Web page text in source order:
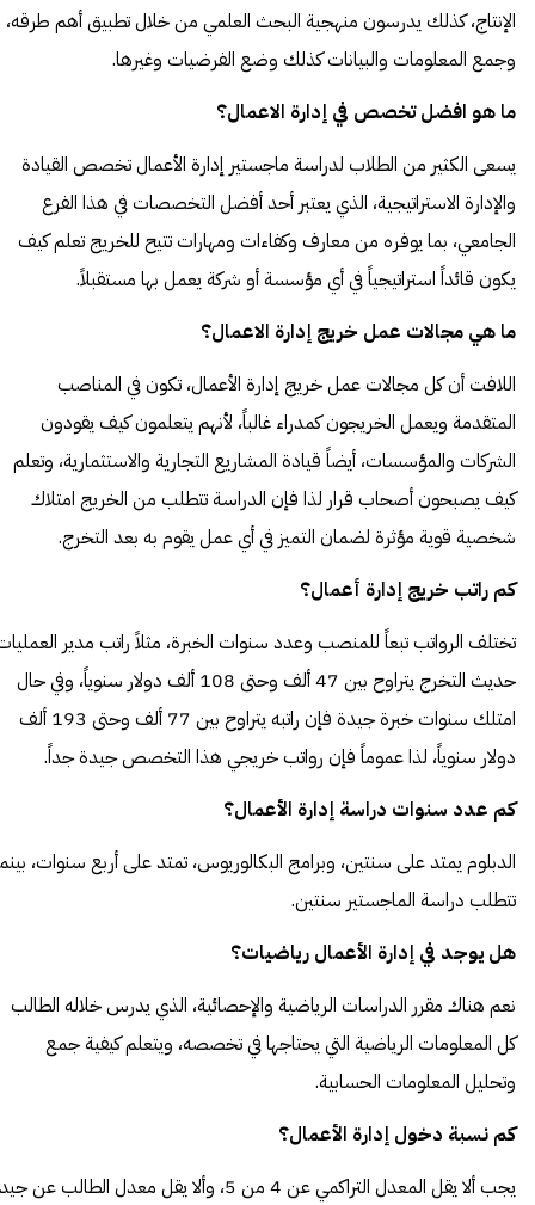
الإنتاج، كذلك يدرسون منهجية البحث العلمي من خلال تطبيق أهم طرقه،
وجمع المعلومات والبيانات كذلك وضع الفرضيات وغيرها.
ما هو افضل تخصص في إدارة الاعمال؟
يسعى الكثير من الطلاب لدراسة ماجستير إدارة الأعمال تخصص القيادة
والإدارة الاستراتيجية، الذي يعتبر أحد أفضل التخصصات في هذا الفرع
الجامعي، بما يوفره من معارف وكفاءات ومهارات تتيح للخريج تعلم كيف
يكون قائداً استراتيجياً في أي مؤسسة أو شركة يعمل بها مستقبلاً.
ما هي مجالات عمل خريج إدارة الاعمال؟
اللافت أن كل مجالات عمل خريج إدارة الأعمال، تكون في المناصب
المتقدمة ويعمل الخريجون كمدراء غالباً، لأنهم يتعلمون كيف يقودون
الشركات والمؤسسات، أيضاً قيادة المشاريع التجارية والاستثمارية، وتعلم
كيف يصبحون أصحاب قرار لذا فإن الدراسة تتطلب من الخريج امتلاك
شخصية قوية مؤثرة لضمان التميز في أي عمل يقوم به بعد التخرج.
كم راتب خريج إدارة أعمال؟
تختلف الرواتب تبعاً للمنصب وعدد سنوات الخبرة، مثلاً راتب مدير
حديث التخرج يتراوح بين 47 ألف وحتى 108 ألف دولار سنوياً، وفي حال
امتلك سنوات خبرة جيدة فإن راتبه يتراوح بين 77 ألف وحتى 193 ألف
دولار سنوياً، لذا عموماً فإن رواتب خريجي هذا التخصص جيدة جداً.
كم عدد سنوات دراسة إدارة الأعمال؟
الدبلوم يمتد على سنتين، وبرامج البكالوريوس، تمتد على أربع سنوات،
تتطلب دراسة الماجستير سنتين.
هل يوجد في إدارة الأعمال رياضيات؟
نعم هناك مقرر الدراسات الرياضية والإحصائية، الذي يدرس خلاله الطالب
كل المعلومات الرياضية التي يحتاجها في تخصصه، ويتعلم كيفية جمع
وتحليل المعلومات الحسابية.
كم نسبة دخول إدارة الأعمال؟
يجب ألا يقل المعدل التراكمي عن 4 من 5، وألا يقل معدل الطالب عن جيد